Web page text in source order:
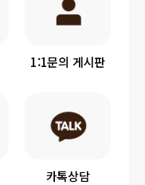
1:1문의 게시판
카톡상담